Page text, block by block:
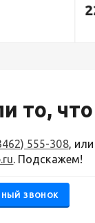
224
то,
555-308,
. Подскажем!
ЗВОНОК